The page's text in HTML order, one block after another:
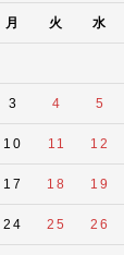
月 火 水
3 4 5
10 11 12
17 18 19
24 25 26